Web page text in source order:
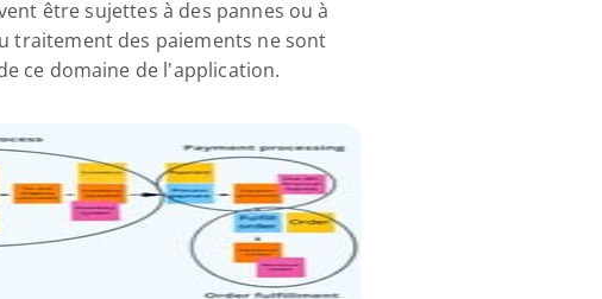
être sujettes à des pannes ou à
traitement des paiements ne sont
ce domaine de l'application.